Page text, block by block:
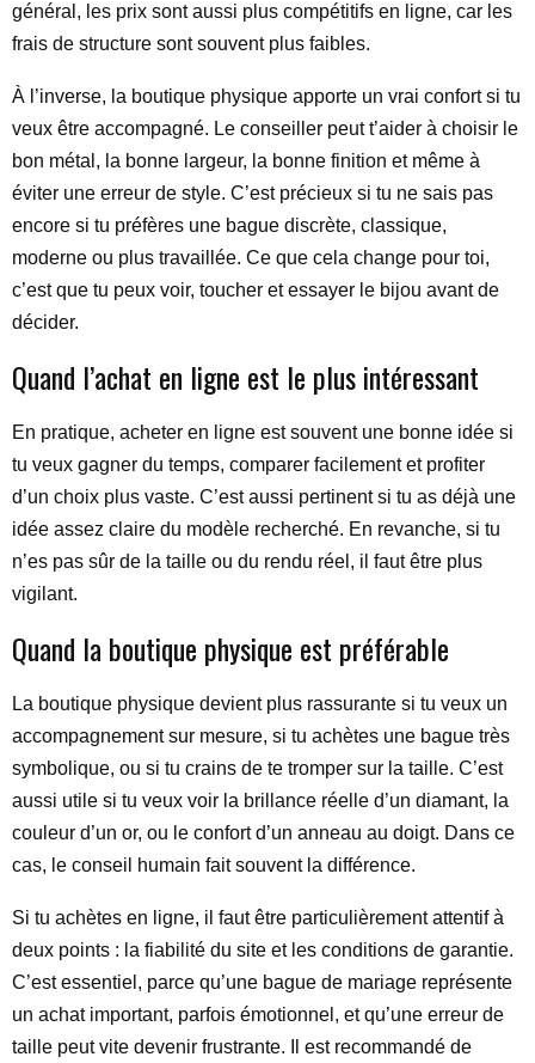
général, les prix sont aussi plus compétitifs en ligne, car les
frais de structure sont souvent plus faibles.
À l’inverse, la boutique physique apporte un vrai confort si tu
veux être accompagné. Le conseiller peut t’aider à choisir le
bon métal, la bonne largeur, la bonne finition et même à
éviter une erreur de style. C’est précieux si tu ne sais pas
encore si tu préfères une bague discrète, classique,
moderne ou plus travaillée. Ce que cela change pour toi,
c’est que tu peux voir, toucher et essayer le bijou avant de
décider.
Quand l’achat en ligne est le plus intéressant
En pratique, acheter en ligne est souvent une bonne idée si
tu veux gagner du temps, comparer facilement et profiter
d’un choix plus vaste. C’est aussi pertinent si tu as déjà une
idée assez claire du modèle recherché. En revanche, si tu
n’es pas sûr de la taille ou du rendu réel, il faut être plus
vigilant.
Quand la boutique physique est préférable
La boutique physique devient plus rassurante si tu veux un
accompagnement sur mesure, si tu achètes une bague très
symbolique, ou si tu crains de te tromper sur la taille. C’est
aussi utile si tu veux voir la brillance réelle d’un diamant, la
couleur d’un or, ou le confort d’un anneau au doigt. Dans ce
cas, le conseil humain fait souvent la différence.
Si tu achètes en ligne, il faut être particulièrement attentif à
deux points : la fiabilité du site et les conditions de garantie.
C’est essentiel, parce qu’une bague de mariage représente
un achat important, parfois émotionnel, et qu’une erreur de
taille peut vite devenir frustrante. Il est recommandé de